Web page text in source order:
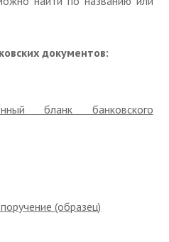
документов:
бланк банковского
(образец)